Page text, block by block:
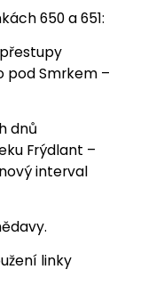
650 a 651:
pod Smrkem –
dnů
Frýdlant –
interval
linky